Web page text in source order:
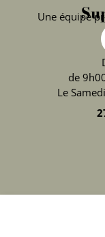
Une équipe
de
Le